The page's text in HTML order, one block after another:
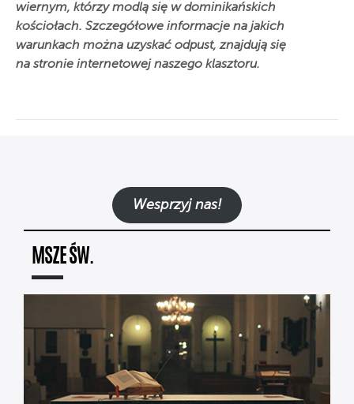
wiernym, którzy modlą się w dominikańskich
kościołach. Szczegółowe informacje na jakich
warunkach można uzyskać odpust, znajdują się
na stronie internetowej naszego klasztoru.
Wesprzyj nas!
MSZE ŚW.